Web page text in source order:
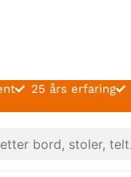
25 års erfaring